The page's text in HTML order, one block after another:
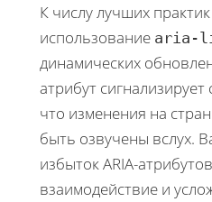
К числу лучших
использование aria-
динамических
атрибут
что изменения на
быть озвучены вслух.
избыток ARIA-
взаимодействие и